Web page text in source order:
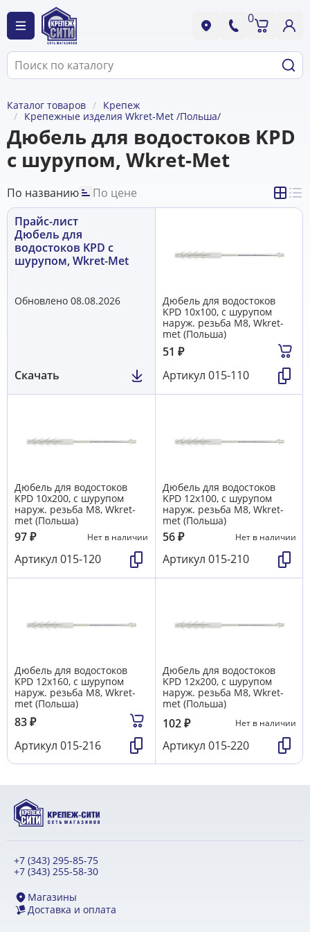
0
Каталог товаров
Крепеж
Крепежные изделия Wkret-Met /Польша/
Дюбель для водостоков KPD
с шурупом, Wkret-Met
По названию
По цене
Прайс-лист
Дюбель для
водостоков KPD с
шурупом, Wkret-Met
Обновлено 08.08.2026
Скачать
Дюбель для водостоков
KPD 10х100, с шурупом
наруж. резьба М8, Wkret-
met (Польша)
51 ₽
Артикул 015-110
Дюбель для водостоков
KPD 10х200, с шурупом
наруж. резьба М8, Wkret-
met (Польша)
97₽ Нет в наличии
Артикул 015-120
Дюбель для водостоков
KPD 12х100, с шурупом
наруж. резьба М8, Wkret-
met (Польша)
56₽ Нет в наличии
Артикул 015-210
Дюбель для водостоков
KPD 12х160, с шурупом
наруж. резьба М8, Wkret-
met (Польша)
83₽
Артикул 015-216
Дюбель для водостоков
KPD 12х200, с шурупом
наруж. резьба М8, Wkret-
met (Польша)
102₽ Нет в наличии
Артикул 015-220
+7 (343) 295-85-75
+7 (343) 255-58-30
Магазины
Доставка и оплата